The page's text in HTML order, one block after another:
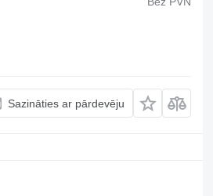
Sazināties ar pārdevēju